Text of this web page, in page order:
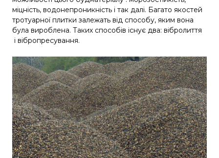
міцність, водонепроникність і так далі. Багато якостей
тротуарної плитки залежать від способу, яким вона
була вироблена. Таких способів існує два: вібролиття
і вібропресування.